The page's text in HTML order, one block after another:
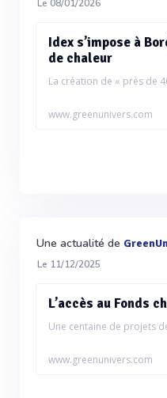
Le 08/01/2026
Idex s’impose à
de chaleur
La création de « près de
www.greenunivers.com
Une actualité de
Le 11/12/2025
L’accès au Fonds
Une centaine de projets
www.greenunivers.com